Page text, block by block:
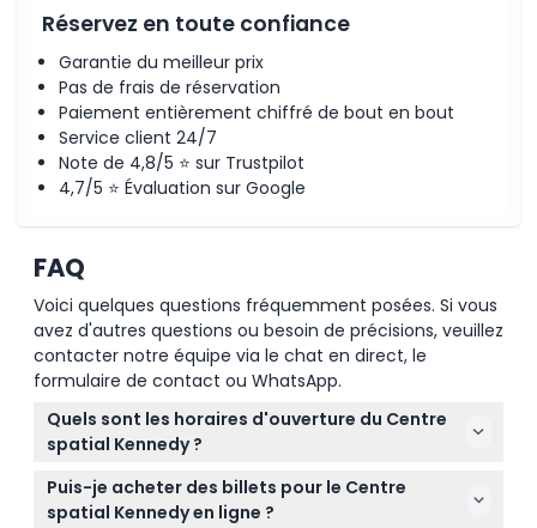
Réservez en toute confiance
Garantie du meilleur prix
Pas de frais de réservation
Paiement entièrement chiffré de bout en bout
Service client 24/7
Note de 4,8/5 ⭐ sur Trustpilot
4,7/5 ⭐ Évaluation sur Google
FAQ
Voici quelques questions fréquemment posées. Si vous
avez d'autres questions ou besoin de précisions, veuillez
contacter notre équipe via le chat en direct, le
formulaire de contact ou WhatsApp.
Quels sont les horaires d'ouverture du Centre
spatial Kennedy ?
Le Complexe des visiteurs du Centre spatial
Kennedy est ouvert tous les jours de 9h00 à 18h00,
Puis-je acheter des billets pour le Centre
spatial Kennedy en ligne ?